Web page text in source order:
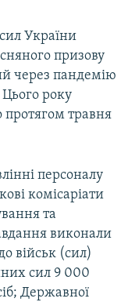
України
призову
через пандемію
року
протягом травня
персоналу
комісаріати
та
виконали
військ (сил)
сил 9 000
Державної